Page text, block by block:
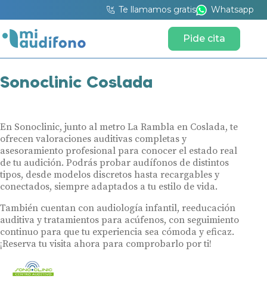
Te llamamos gratis Whatsapp
Pide cita
Sonoclinic Coslada
En Sonoclinic, junto al metro La Rambla en Coslada, te
ofrecen valoraciones auditivas completas y
asesoramiento profesional para conocer el estado real
de tu audición. Podrás probar audífonos de distintos
tipos, desde modelos discretos hasta recargables y
conectados, siempre adaptados a tu estilo de vida.
También cuentan con audiología infantil, reeducación
auditiva y tratamientos para acúfenos, con seguimiento
continuo para que tu experiencia sea cómoda y eficaz.
¡Reserva tu visita ahora para comprobarlo por ti!